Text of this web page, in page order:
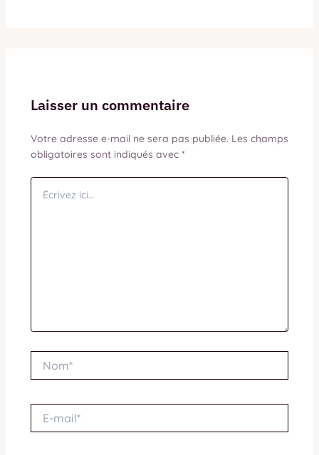
Laisser un commentaire
Votre adresse e-mail ne sera pas publiée. Les champs
obligatoires sont indiqués avec *
Écrivez
ici…
mail*